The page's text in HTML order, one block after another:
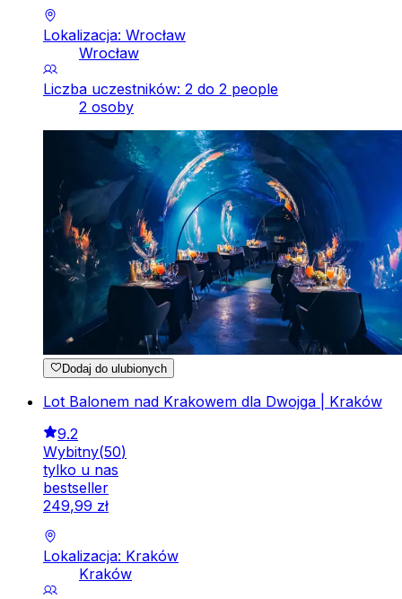
Lokalizacja: Wrocław
Wrocław
Liczba uczestników: 2 do 2 people
2 osoby
Dodaj do ulubionych
Lot Balonem nad Krakowem dla Dwojga | Kraków
9.2
Wybitny(50)
tylko u nas
bestseller
249,99 zł
Lokalizacja: Kraków
Kraków